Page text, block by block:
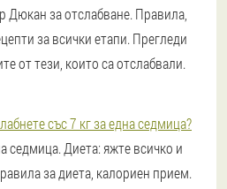
Дюкан за отслабване. Правила,
за всички етапи. Прегледи
от тези, които са отслабвали.
със 7 кг за една седмица?
седмица. Диета: яжте всичко и
за диета, калориен прием.